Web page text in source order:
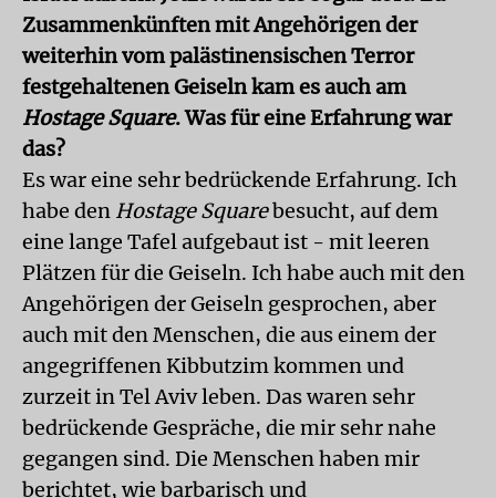
Zusammenkünften mit Angehörigen der
weiterhin vom palästinensischen Terror
festgehaltenen Geiseln kam es auch am
Hostage Square. Was für eine Erfahrung war
das?
Es war eine sehr bedrückende Erfahrung. Ich
habe den Hostage Squarebesucht, auf dem
eine lange Tafel aufgebaut ist - mit leeren
Plätzen für die Geiseln. Ich habe auch mit den
Angehörigen der Geiseln gesprochen, aber
auch mit den Menschen, die aus einem der
angegriffenen Kibbutzim kommen und
zurzeit in Tel Aviv leben. Das waren sehr
bedrückende Gespräche, die mir sehr nahe
gegangen sind. Die Menschen haben mir
berichtet, wie barbarisch und